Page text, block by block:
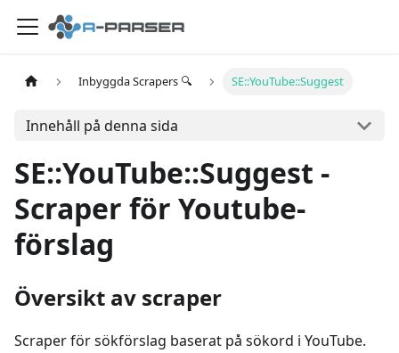
Inbyggda Scrapers 🔍 SE::YouTube::Suggest
Innehåll på denna sida
SE::YouTube::Suggest -
Scraper för Youtube-
förslag
Översikt av scraper
Scraper för sökförslag baserat på sökord i YouTube.